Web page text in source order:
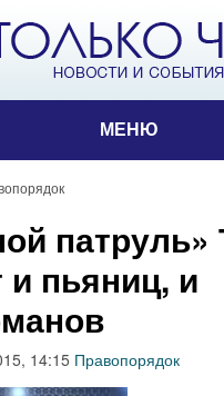
МЕНЮ
патруль»
и пьяниц, и
14:15 Правопорядок